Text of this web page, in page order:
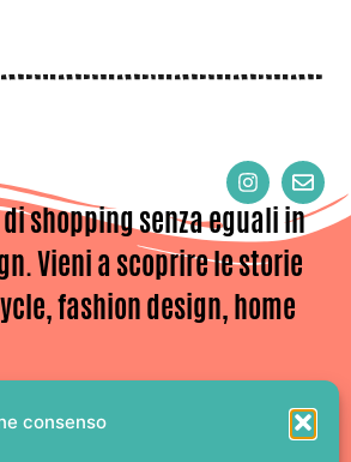
consenso
shopping senza eguali in
Vieni a scoprire le storie
fashion design, home